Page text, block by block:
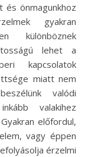
és önmagunkhoz
gyakran
különböznek
lehet a
kapcsolatok
miatt nem
valódi
valakihez
előfordul,
vagy éppen
érzelmi